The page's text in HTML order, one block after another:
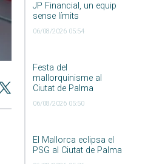
JP Financial, un equip
sense límits
06/08/2026 05:54
Festa del
mallorquinisme al
Ciutat de Palma
06/08/2026 05:50
El Mallorca eclipsa el
PSG al Ciutat de Palma